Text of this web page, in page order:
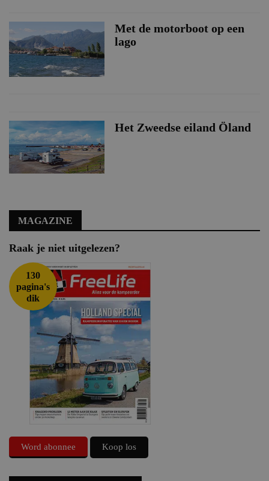
Met de motorboot op een
lago
Het Zweedse eiland Öland
MAGAZINE
Raak je niet uitgelezen?
130
pagina's
dik
Word abonnee Koop los